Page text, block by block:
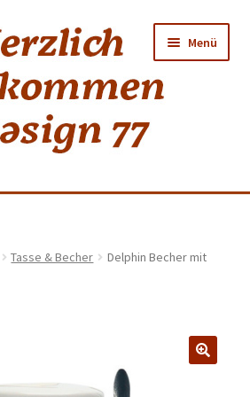
Menü
Tasse & Becher
Delphin Becher mit